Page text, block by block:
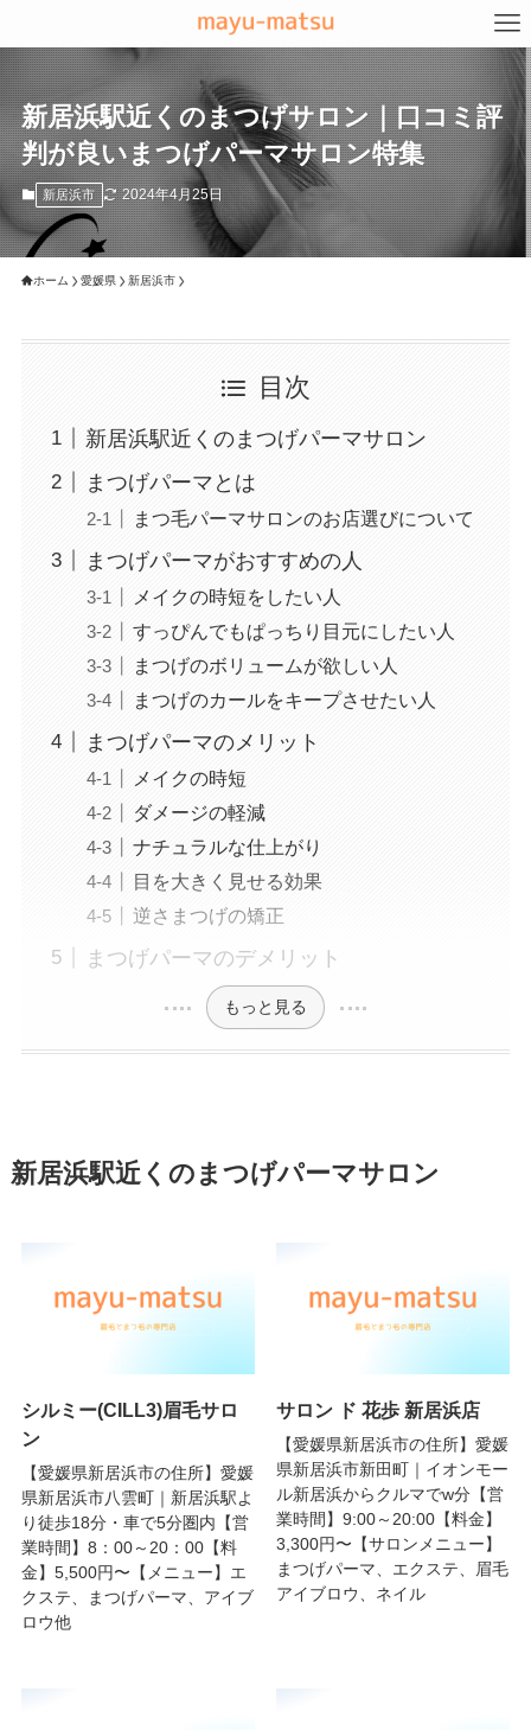
新居浜駅近くのまつげサロン｜口コミ評
判が良いまつげパーマサロン特集
新居浜市 2024年4月25日
ホーム 愛媛県 新居浜市
目次
新居浜駅近くのまつげパーマサロン
まつげパーマとは
まつ毛パーマサロンのお店選びについて
まつげパーマがおすすめの人
メイクの時短をしたい人
すっぴんでもぱっちり目元にしたい人
まつげのボリュームが欲しい人
まつげのカールをキープさせたい人
まつげパーマのメリット
メイクの時短
ダメージの軽減
ナチュラルな仕上がり
目を大きく見せる効果
逆さまつげの矯正
まつげパーマのデメリット
もっと見る
新居浜駅近くのまつげパーマサロン
シルミー(CILL3)眉毛サロ
ン
【愛媛県新居浜市の住所】愛媛
県新居浜市八雲町｜新居浜駅よ
り徒歩18分・車で5分圏内【営
業時間】8：00～20：00【料
金】5,500円〜【メニュー】エ
クステ、まつげパーマ、アイブ
ロウ他
サロン ド 花歩 新居浜店
【愛媛県新居浜市の住所】愛媛
県新居浜市新田町｜イオンモー
ル新居浜からクルマでw分【営
業時間】9:00～20:00【料金】
3,300円〜【サロンメニュー】
まつげパーマ、エクステ、眉毛
アイブロウ、ネイル